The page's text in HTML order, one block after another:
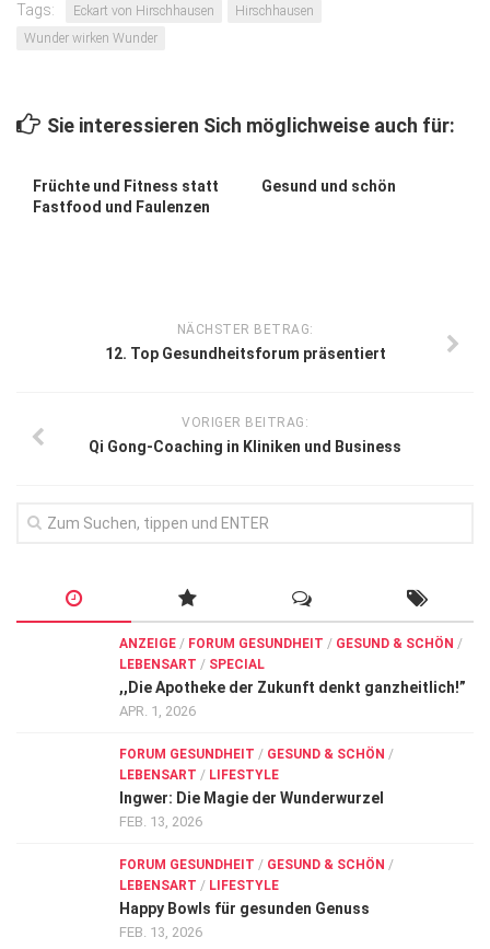
Tags: Eckart von Hirschhausen
Hirschhausen
Wunder wirken Wunder
Sie interessieren Sich möglichweise auch für:
Früchte und Fitness statt
Fastfood und Faulenzen
Gesund und schön
NÄCHSTER BETRAG:
12. Top Gesundheitsforum präsentiert
VORIGER BEITRAG:
Qi Gong-Coaching in Kliniken und Business
ANZEIGE / FORUM GESUNDHEIT / GESUND & SCHÖN /
LEBENSART / SPECIAL
,,Die Apotheke der Zukunft denkt ganzheitlich!”
APR. 1, 2026
FORUM GESUNDHEIT / GESUND & SCHÖN /
LEBENSART / LIFESTYLE
Ingwer: Die Magie der Wunderwurzel
FEB. 13, 2026
FORUM GESUNDHEIT / GESUND & SCHÖN /
LEBENSART / LIFESTYLE
Happy Bowls für gesunden Genuss
FEB. 13, 2026